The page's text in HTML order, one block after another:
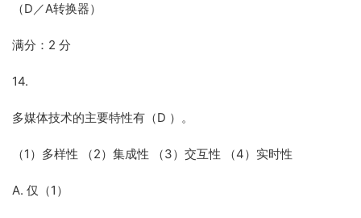
（D／A转换器）
满分：2 分
14.
多媒体技术的主要特性有（D ）。
（1）多样性 （2）集成性 （3）交互性 （4）实时性
A. 仅（1）